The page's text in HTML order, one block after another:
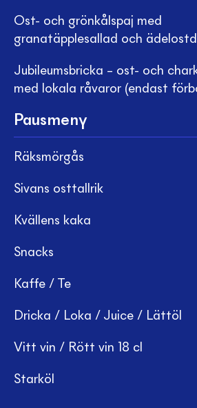
Ost- och grönkålspaj med
granatäpplesallad och
Jubileumsbricka – ost- och
med lokala råvaror (endast
Pausmeny
Räksmörgås
Sivans osttallrik
Kvällens kaka
Snacks
Kaffe / Te
Dricka / Loka / Juice / Lättöl
Vitt vin / Rött vin 18 cl
Starköl